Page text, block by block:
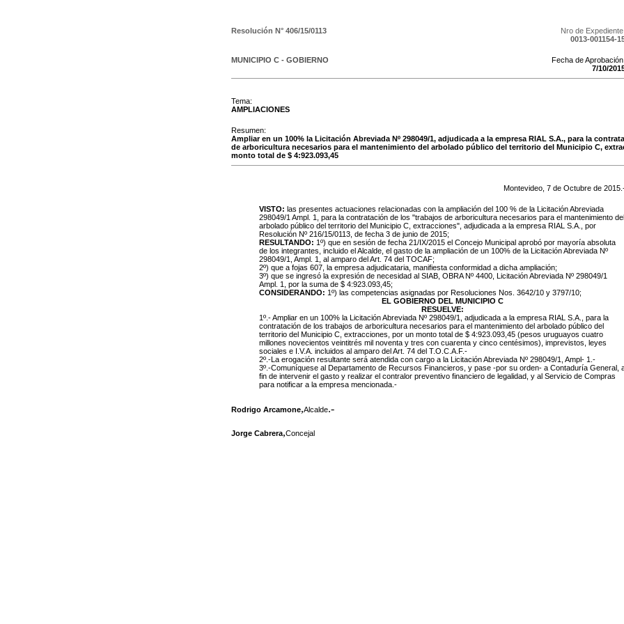
Resolución N° 406/15/0113
Nro de
0013-001154-
MUNICIPIO C - GOBIERNO
Fecha de
7/10/
Tema:
AMPLIACIONES
Resumen:
Ampliar en un 100% la Licitación Abreviada Nº 298049/1, adjudicada a la empresa RIAL S.A., para la
de arboricultura necesarios para el mantenimiento del arbolado público del territorio del Municipio C,
monto total de $ 4:923.093,45
Montevideo, 7 de Octubre de 2015
VISTO: las presentes actuaciones relacionadas con la ampliación del 100 % de la Licitación Abreviada
298049/1 Ampl. 1, para la contratación de los "trabajos de arboricultura necesarios para el mantenimiento del
arbolado público del territorio del Municipio C, extracciones", adjudicada a la empresa RIAL S.A., por
Resolución Nº 216/15/0113, de fecha 3 de junio de 2015;
RESULTANDO: 1º) que en sesión de fecha 21/IX/2015 el Concejo Municipal aprobó por mayoría absoluta
de los integrantes, incluido el Alcalde, el gasto de la ampliación de un 100% de la Licitación Abreviada Nº
298049/1, Ampl. 1, al amparo del Art. 74 del TOCAF;
2º) que a fojas 607, la empresa adjudicataria, manifiesta conformidad a dicha ampliación;
3º) que se ingresó la expresión de necesidad al SIAB, OBRA Nº 4400, Licitación Abreviada Nº 298049/1
Ampl. 1, por la suma de $ 4:923.093,45;
CONSIDERANDO: 1º) las competencias asignadas por Resoluciones Nos. 3642/10 y 3797/10;
EL GOBIERNO DEL MUNICIPIO C
RESUELVE:
1º.- Ampliar en un 100% la Licitación Abreviada Nº 298049/1, adjudicada a la empresa RIAL S.A., para la
contratación de los trabajos de arboricultura necesarios para el mantenimiento del arbolado público del
territorio del Municipio C, extracciones, por un monto total de $ 4:923.093,45 (pesos uruguayos cuatro
millones novecientos veintitrés mil noventa y tres con cuarenta y cinco centésimos), imprevistos, leyes
sociales e I.V.A. incluidos al amparo del Art. 74 del T.O.C.A.F.-
2º.-La erogación resultante será atendida con cargo a la Licitación Abreviada Nº 298049/1, Ampl- 1.-
3º.-Comuníquese al Departamento de Recursos Financieros, y pase -por su orden- a Contaduría General,
fin de intervenir el gasto y realizar el contralor preventivo financiero de legalidad, y al Servicio de Compras
para notificar a la empresa mencionada.-
Rodrigo Arcamone,Alcalde.-
Jorge Cabrera,Concejal